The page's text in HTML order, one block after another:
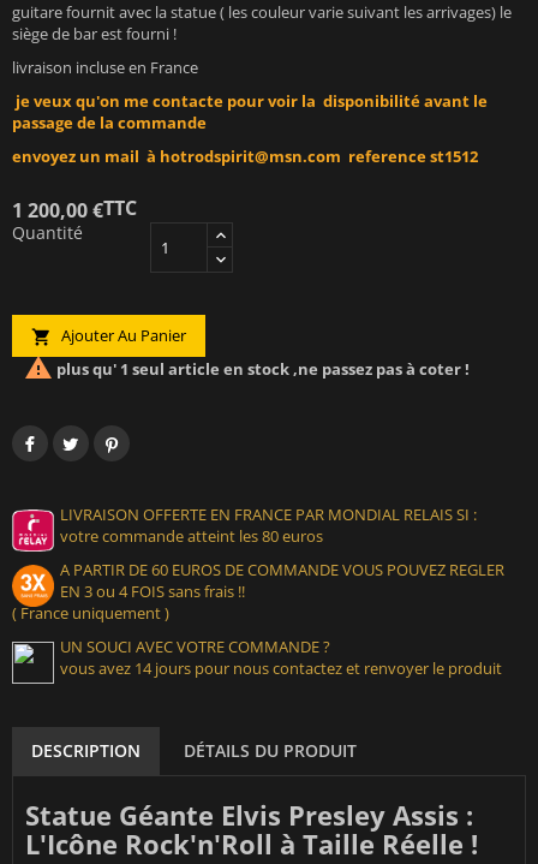
guitare fournit avec la statue ( les couleur varie suivant les arrivages) le
siège de bar est fourni !
livraison incluse en France
je veux qu'on me contacte pour voir la disponibilité avant le
passage de la commande
envoyez un mail à hotrodspirit@msn.com reference st1512
1 200,00 €TTC
Quantité
 Ajouter Au Panier
 plus qu' 1 seul article en stock ,ne passez pas à coter !
LIVRAISON OFFERTE EN FRANCE PAR MONDIAL RELAIS SI :
votre commande atteint les 80 euros
A PARTIR DE 60 EUROS DE COMMANDE VOUS POUVEZ REGLER
EN 3 ou 4 FOIS sans frais !!
( France uniquement )
UN SOUCI AVEC VOTRE COMMANDE ?
vous avez 14 jours pour nous contactez et renvoyer le produit
DESCRIPTION DÉTAILS DU PRODUIT
Statue Géante Elvis Presley Assis :
L'Icône Rock'n'Roll à Taille Réelle !